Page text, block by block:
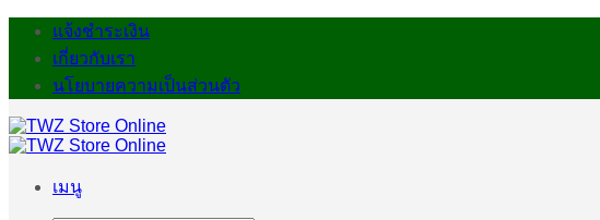
ข้าม
แจ้งชำระเงิน
เกี่ยวกับเรา
นโยบายความเป็นส่วนตัว
เมนู